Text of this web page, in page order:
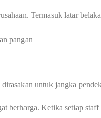
Termasuk latar
pangan
untuk jangka
berharga. Ketika setiap